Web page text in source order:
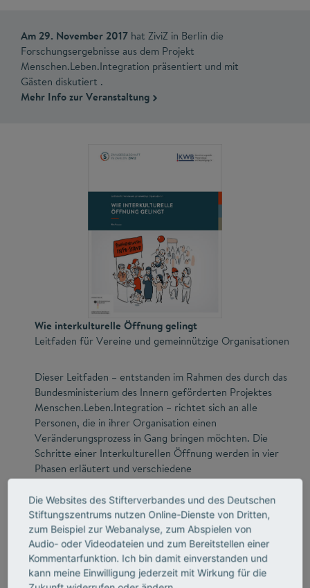
Am 29. November 2017 hat ZiviZ in Berlin die
Forschungsergebnisse aus dem Projekt
Menschen.Leben.Integration präsentiert und mit
Gästen diskutiert .
Mehr Info zur Veranstaltung
Wie interkulturelle Öffnung gelingt
Leitfaden für Vereine und gemeinnützige Organisationen
Dieser Leitfaden – entstanden im Rahmen des durch das
Bundesministerium des Innern geförderten Projektes
Menschen.Leben.Integration – richtet sich an alle
Personen, die in ihrer Organisation einen
Veränderungsprozess in Gang bringen möchten. Die
Schritte einer Interkulturellen Öffnung werden in vier
Phasen erläutert und verschiedene
Handlungsmöglichkeiten aufgezeigt. Best-Practice-
Beispiele, praktische Hinweise sowie ein umfangreicher
Serviceteil mit Anlaufstellen und Übungen sollen helfen,
interkulturelle Öffnungsprozesse voranzubringen.
Mehr Info & Download
Die Websites des Stifterverbandes und des Deutschen
Stiftungszentrums nutzen Online-Dienste von Dritten,
zum Beispiel zur Webanalyse, zum Abspielen von
Audio- oder Videodateien und zum Bereitstellen einer
Kommentarfunktion. Ich bin damit einverstanden und
kann meine Einwilligung jederzeit mit Wirkung für die